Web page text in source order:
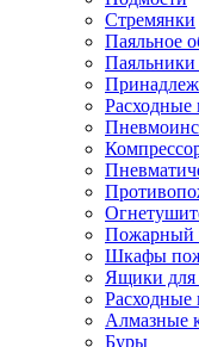
Стремянки
Паяльное
Расходные
Пожарный
Шкафы
Ящики для
Расходные
Алмазные
Буры